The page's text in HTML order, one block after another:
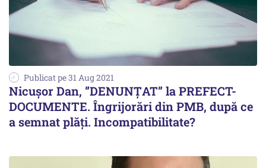
Publicat pe 31 Aug 2021
Nicușor Dan, ”DENUNȚAT” la PREFECT-
DOCUMENTE. Îngrijorări din PMB, după ce
a semnat plăți. Incompatibilitate?